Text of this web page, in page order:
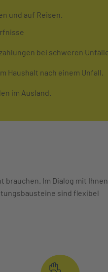
und auf Reisen.
bei schweren
Haushalt nach einem Unfall.
im Ausland.
brauchen. Im Dialog mit Ihnen
sind flexibel